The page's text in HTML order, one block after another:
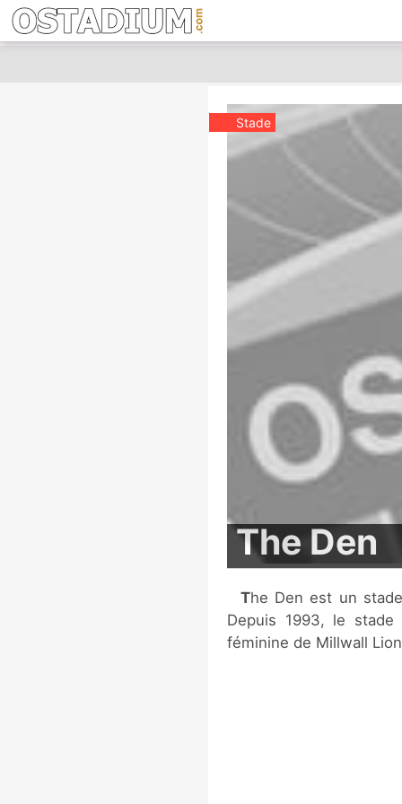
Stade
The Den
The Den est un stade de football situé à Londres, en Angleterre.
Depuis 1993, le
féminine de Millwall